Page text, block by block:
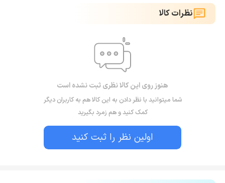
نظرات کالا
هنوز روی این کالا نظری ثبت نشده است
شما میتوانید با نظر دادن به این کالا هم به کاربران دیگر
کمک کنید و هم زمرد بگیرید
اولین نظر را ثبت کنید